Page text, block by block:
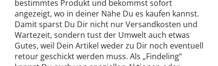
bestimmtes Produkt und bekommst sofort
angezeigt, wo in deiner Nähe Du es kaufen kannst.
Damit sparst Du Dir nicht nur Versandkosten und
Wartezeit, sondern tust der Umwelt auch etwas
Gutes, weil Dein Artikel weder zu Dir noch eventuell
retour geschickt werden muss. Als „Findeling“